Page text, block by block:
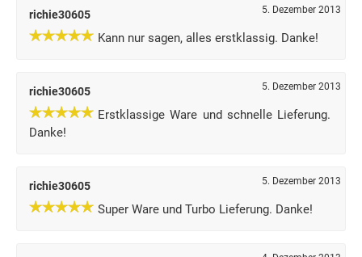
richie30605 5. Dezember 2013
Kann nur sagen, alles erstklassig. Danke!
richie30605 5. Dezember 2013
Erstklassige Ware und schnelle Lieferung.
Danke!
richie30605 5. Dezember 2013
Super Ware und Turbo Lieferung. Danke!